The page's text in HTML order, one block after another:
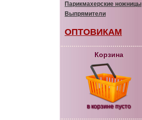
Парикмахерские ножницы
Выпрямители
ОПТОВИКАМ
Корзина
в корзине пусто